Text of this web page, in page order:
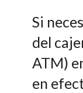
Si
del
ATM)
en